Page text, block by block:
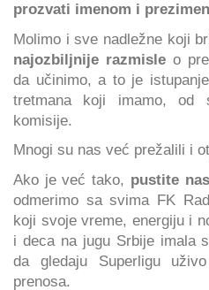
prozvati imenom i
Molimo i sve nadležne koji
najozbiljnije razmisle o
da učinimo, a to je
tretmana koji imamo, od
komisije.
Mnogi su nas već prežalili i
Ako je već tako, pustite
odmerimo sa svima FK
koji svoje vreme, energiju i
i deca na jugu Srbije imala
da gledaju Superligu
prenosa.